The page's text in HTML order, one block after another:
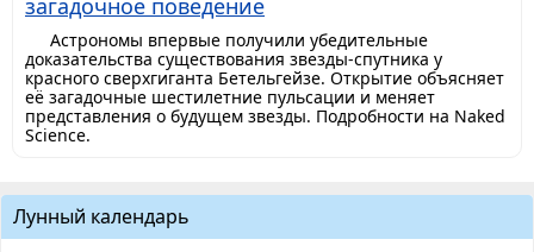
Астрономы впервые получили убедительные
доказательства существования звезды-спутника у
красного сверхгиганта Бетельгейзе. Открытие объясняет
её загадочные шестилетние пульсации и меняет
представления о будущем звезды. Подробности на Naked
Science.
Лунный календарь